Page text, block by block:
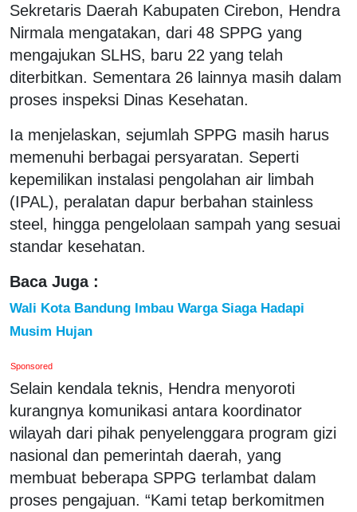
Sekretaris Daerah Kabupaten Cirebon, Hendra
Nirmala mengatakan, dari 48 SPPG yang
mengajukan SLHS, baru 22 yang telah
diterbitkan. Sementara 26 lainnya masih dalam
proses inspeksi Dinas Kesehatan.
Ia menjelaskan, sejumlah SPPG masih harus
memenuhi berbagai persyaratan. Seperti
kepemilikan instalasi pengolahan air limbah
(IPAL), peralatan dapur berbahan stainless
steel, hingga pengelolaan sampah yang sesuai
standar kesehatan.
Baca Juga :
Wali Kota Bandung Imbau Warga Siaga Hadapi
Musim Hujan
Sponsored
Selain kendala teknis, Hendra menyoroti
kurangnya komunikasi antara koordinator
wilayah dari pihak penyelenggara program gizi
nasional dan pemerintah daerah, yang
membuat beberapa SPPG terlambat dalam
proses pengajuan. “Kami tetap berkomitmen